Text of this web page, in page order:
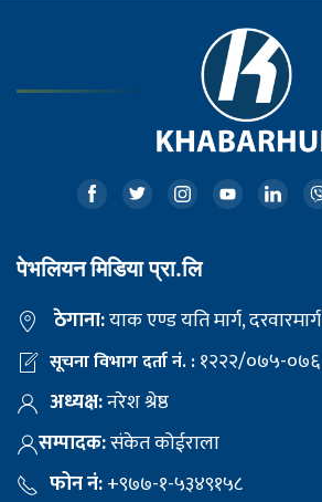
पेभलियन मिडिया प्रा.लि
ठेगाना:याक एण्ड यति मार्ग, दरवारमार्ग
सूचना विभाग दर्ता नं. :१२२२/०७५-०७६
अध्यक्ष:नरेश श्रेष्ठ
सम्पादक:संकेत कोईराला
फोन नं:+९७७-१-५३४९१५८